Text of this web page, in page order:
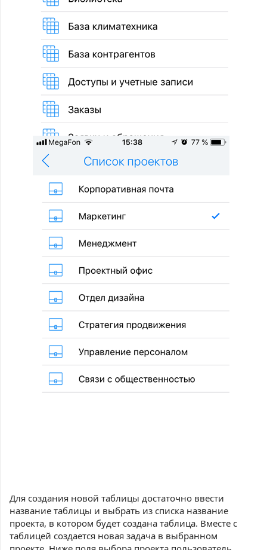
Для создания новой таблицы достаточно ввести
название таблицы и выбрать из списка название
проекта, в котором будет создана таблица. Вместе с
таблицей создается новая задача в выбранном